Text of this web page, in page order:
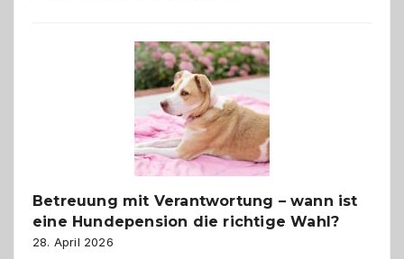
Betreuung mit Verantwortung – wann ist
eine Hundepension die richtige Wahl?
28. April 2026